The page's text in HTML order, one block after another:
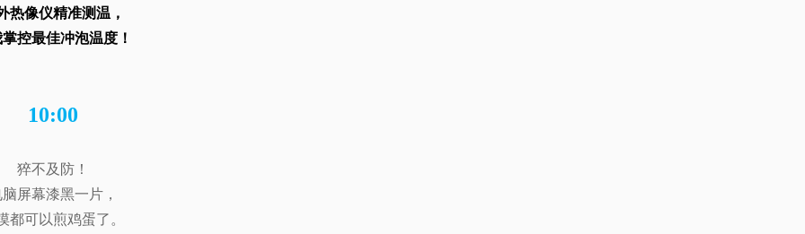
热像仪精准测温，
控最佳冲泡温度！
10:00
猝不及防！
屏幕漆黑一片，
都可以煎鸡蛋了。